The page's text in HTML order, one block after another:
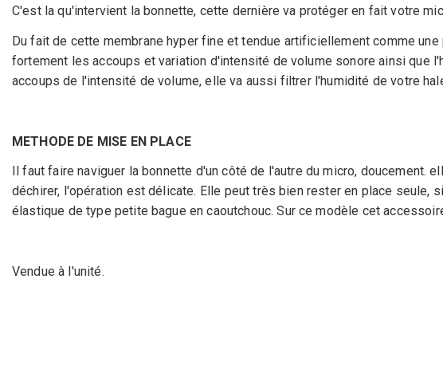
C'est la qu'intervient la bonnette, cette dernière va protéger en fait votre
Du fait de cette membrane hyper fine et tendue artificiellement comme
fortement les accoups et variation d'intensité de volume sonore ainsi que
accoups de l'intensité de volume, elle va aussi filtrer l'humidité de votre
METHODE DE MISE EN PLACE
Il faut faire naviguer la bonnette d'un côté de l'autre du micro,
déchirer, l'opération est délicate. Elle peut très bien rester en place seule,
élastique de type petite bague en caoutchouc. Sur ce modèle cet
Vendue à l'unité.